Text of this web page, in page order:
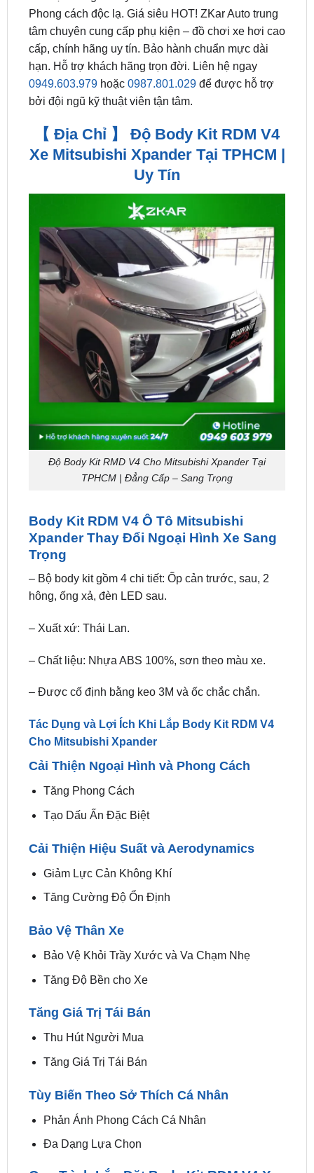
cấp, chính hãng uy tín. Bảo hành chuẩn mực dài
hạn. Hỗ trợ khách hãng trọn đời. Liên hệ ngay
0949.603.979hoặc0987.801.029để được hỗ trợ
bởi đội ngũ kỹ thuật viên tận tâm.
【 Địa Chỉ 】 Độ Body Kit RDM V4
Uy Tín
Độ Body Kit RMD V4 Cho Mitsubishi Xpander Tại
TPHCM | Đẳng Cấp – Sang Trọng
Body Kit RDM V4 Ô Tô Mitsubishi
Trọng
– Bộ body kit gồm 4 chi tiết: Ốp cản trước, sau, 2
hông, ống xả, đèn LED sau.
– Xuất xứ: Thái Lan.
– Chất liệu: Nhựa ABS 100%, sơn theo màu xe.
– Được cố định bằng keo 3M và ốc chắc chắn.
Tác Dụng và Lợi Ích Khi Lắp Body Kit RDM V4
Cải Thiện Ngoại Hình và Phong Cách
Cải Thiện Hiệu Suất và Aerodynamics
Bảo Vệ Thân Xe
Tăng Giá Trị Tái Bán
Tùy Biến Theo Sở Thích Cá Nhân
Quy Trình Lắp Đặt Body Kit RDM V4 Xe